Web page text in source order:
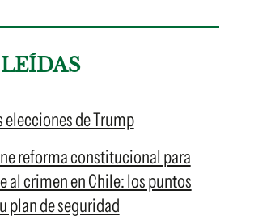
elecciones de Trump
reforma constitucional para
al crimen en Chile: los puntos
plan de seguridad